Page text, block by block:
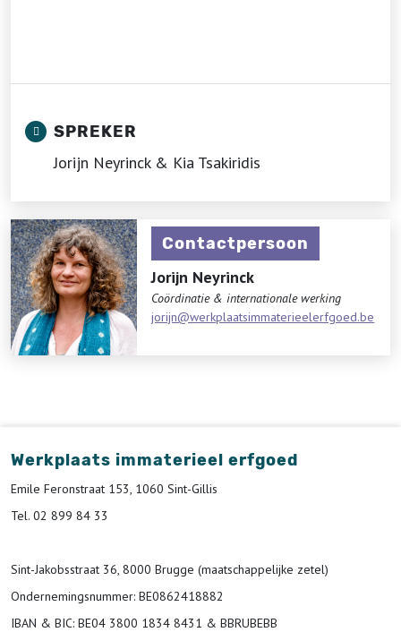
SPREKER
Jorijn Neyrinck & Kia Tsakiridis
Contactpersoon
Jorijn Neyrinck
Coördinatie & internationale werking
jorijn@werkplaatsimmaterieelerfgoed.be
Werkplaats immaterieel erfgoed
Emile Feronstraat 153, 1060 Sint-Gillis
Tel. 02 899 84 33
Sint-Jakobsstraat 36, 8000 Brugge (maatschappelijke zetel)
Ondernemingsnummer: BE0862418882
IBAN & BIC: BE04 3800 1834 8431 & BBRUBEBB